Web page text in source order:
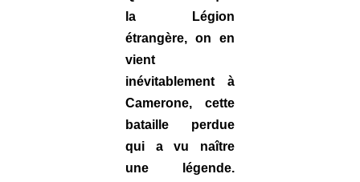
la Légion
étrangère, on en
vient
inévitablement à
Camerone, cette
bataille perdue
qui a vu naître
une légende.